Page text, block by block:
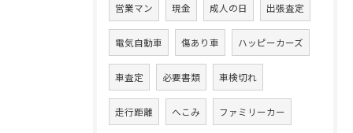
営業マン 現金 成人の日 出張査定
電気自動車 傷あり車 ハッピーカーズ
車査定 必要書類 車検切れ
走行距離 へこみ ファミリーカー